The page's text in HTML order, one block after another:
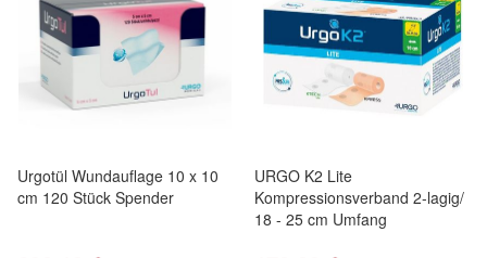
Urgotül Wundauflage 10 x 10
cm 120 Stück Spender
URGO K2 Lite
Kompressionsverband 2-lagig/
18 - 25 cm Umfang